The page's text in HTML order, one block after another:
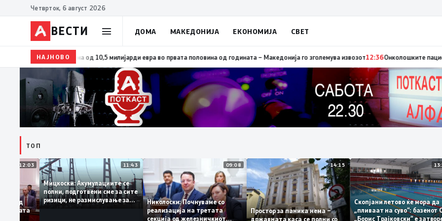
Четврток, 6 август 2026
ВЕСТИ ДОМА МАКЕДОНИЈА ЕКОНОМИЈА СВЕТ
НАЈНОВО13:12Просекот од државната матура е многу добар со оценка 3,6612:47Стоковна размена од 10,5 милијарди евра во
ТОП
12:03
грант од
за пругата
11:43
Мицкоски: Акумулациите се
полни, подготвени сме за сите
ризици, не размислување за
поскапување на струјата
09:08
Николоски: Почнуваме со
реализација на третата
секција од железничкиот
14:15
Простор за паника нема –
државната каса се полни со
Скопјани летово ќе
„пливаат на суво“:
„Борис Трајковски“ е